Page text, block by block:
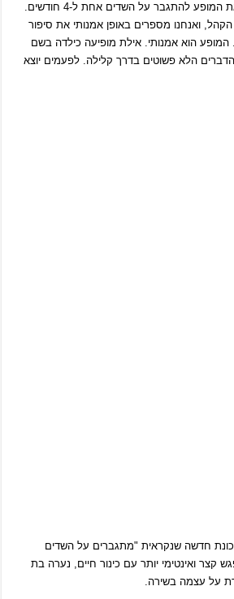
כינור חיים ואילת מעלות את המופע להתגבר על השדים אחת ל-4 חודשים.
ואנחנו מספרים באופן אמנותי את סיפור
המופע הוא אמנותי. אילת מופיעה כילדה בשם
הלא פשוטים בדרך קלילה. לפעמים יוצא
חדשה שנקראית "מתגברים על השדים
קצר ואינטימי יותר עם כינור חיים, נערה בת